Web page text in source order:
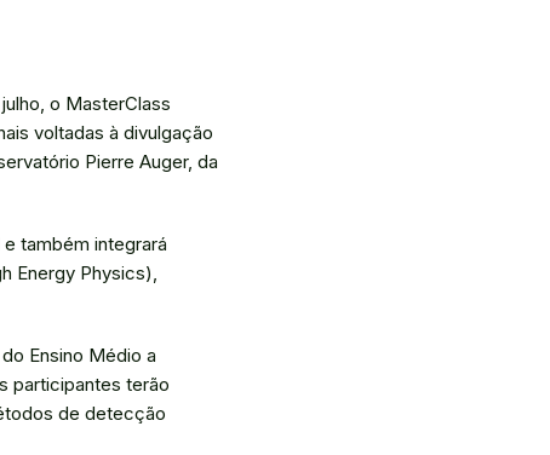
o MasterClass
voltadas à divulgação
Pierre Auger, da
também integrará
Energy Physics),
Ensino Médio a
participantes terão
de detecção